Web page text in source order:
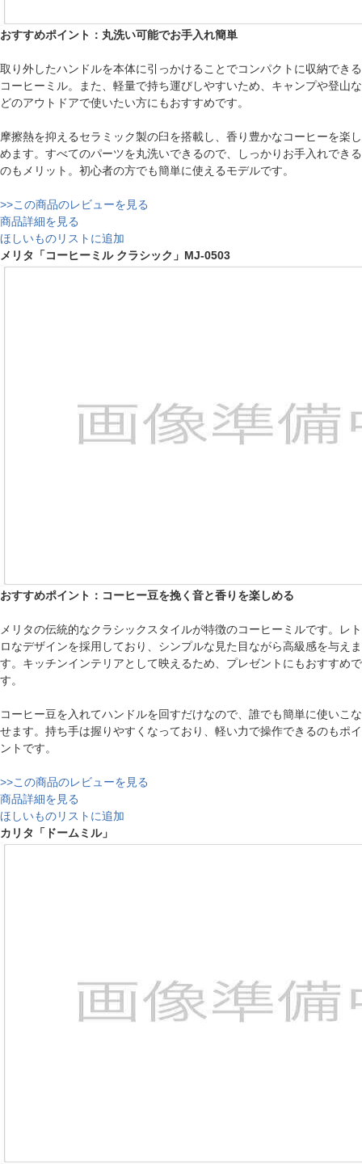
おすすめポイント：丸洗い可能でお手入れ簡単
取り外したハンドルを本体に引っかけることでコンパクトに収納できる
コーヒーミル。また、軽量で持ち運びしやすいため、キャンプや登山な
どのアウトドアで使いたい方にもおすすめです。
摩擦熱を抑えるセラミック製の臼を搭載し、香り豊かなコーヒーを楽し
めます。すべてのパーツを丸洗いできるので、しっかりお手入れできる
のもメリット。初心者の方でも簡単に使えるモデルです。
>>この商品のレビューを見る
商品詳細を見る
ほしいものリストに追加
メリタ「コーヒーミル クラシック」MJ-0503
おすすめポイント：コーヒー豆を挽く音と香りを楽しめる
メリタの伝統的なクラシックスタイルが特徴のコーヒーミルです。レト
ロなデザインを採用しており、シンプルな見た目ながら高級感を与えま
す。キッチンインテリアとして映えるため、プレゼントにもおすすめで
す。
コーヒー豆を入れてハンドルを回すだけなので、誰でも簡単に使いこな
せます。持ち手は握りやすくなっており、軽い力で操作できるのもポイ
ントです。
>>この商品のレビューを見る
商品詳細を見る
ほしいものリストに追加
カリタ「ドームミル」